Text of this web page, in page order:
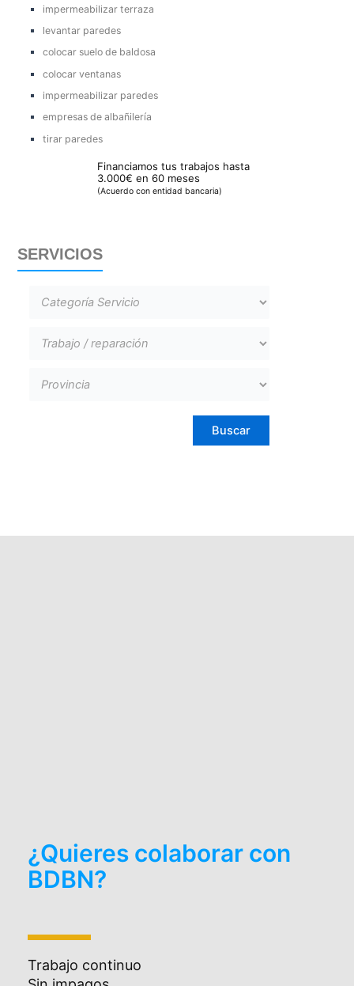
impermeabilizar terraza
levantar paredes
colocar suelo de baldosa
colocar ventanas
impermeabilizar paredes
empresas de albañilería
tirar paredes
Financiamos tus trabajos hasta
3.000€ en 60 meses
(Acuerdo con entidad bancaria)
SERVICIOS
¿Quieres colaborar con
BDBN?
Trabajo continuo